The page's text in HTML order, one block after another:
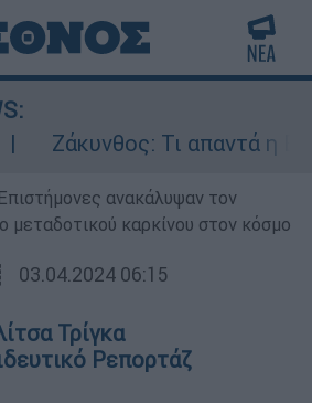
Ζάκυνθος: Τι απαντά η ΕΛΑΣ
Επιστήμονες ανακάλυψαν τον
καρκίνου στον κόσμο
03.04.2024 06:15
Τρίγκα
Ρεπορτάζ